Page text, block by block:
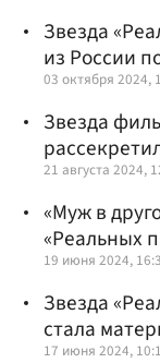
Звезда
из России
03 октября 2024,
Звезда
21 августа 2024,
«Муж в
«Реальных
19 июня 2024,
Звезда
стала
17 июня 2024,